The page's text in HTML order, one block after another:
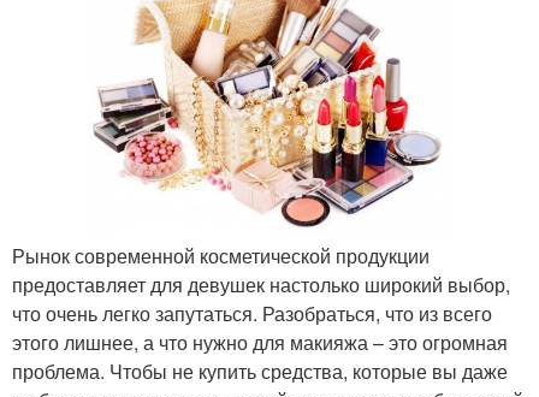
Рынок современной косметической продукции
предоставляет для девушек настолько широкий выбор,
что очень легко запутаться. Разобраться, что из всего
этого лишнее, а что нужно для макияжа – это огромная
проблема. Чтобы не купить средства, которые вы даже